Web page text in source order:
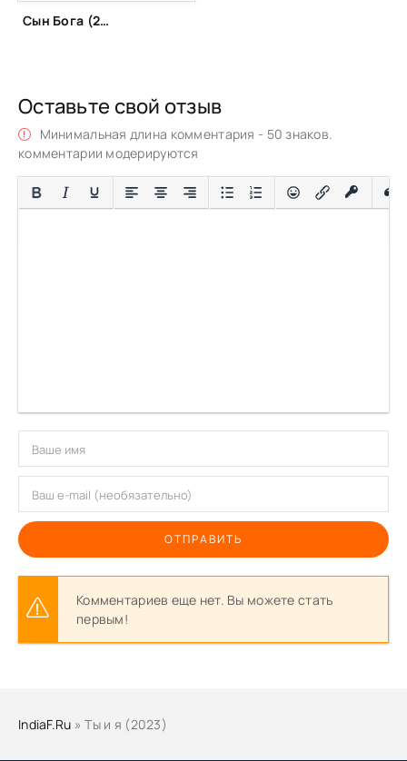
Сын Бога (2003)
Оставьте свой отзыв
Минимальная длина комментария - 50 знаков.
комментарии модерируются
ОТПРАВИТЬ
Комментариев еще нет. Вы можете стать
первым!
IndiaF.Ru » Ты и я (2023)